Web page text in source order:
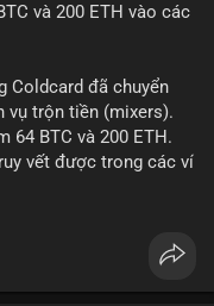
và 200 ETH vào các
Coldcard đã chuyển
vụ trộn tiền (mixers).
64 BTC và 200 ETH.
vết được trong các ví